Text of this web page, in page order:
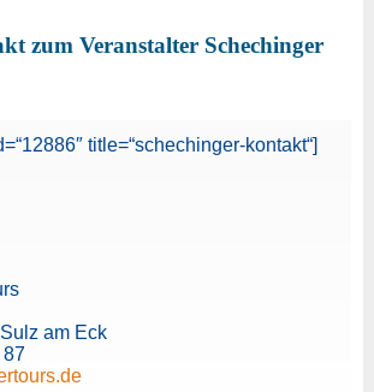
zum Veranstalter Schechinger
title=“schechinger-kontakt“]
am Eck
87